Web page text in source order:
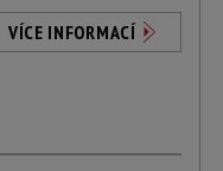
VÍCE INFORMACÍ